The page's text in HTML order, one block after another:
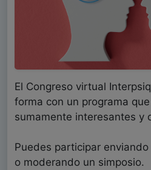
El Congreso virtual
forma con un programa
sumamente interesantes y
Puedes participar
o moderando un simposio.